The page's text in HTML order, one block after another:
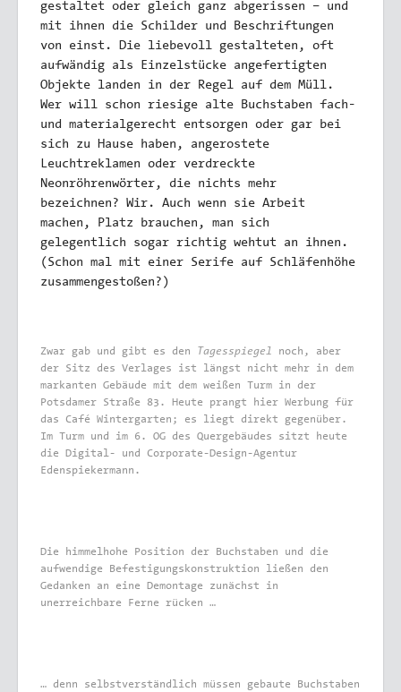
gestaltet oder gleich ganz abgerissen – und
mit ihnen die Schilder und Beschriftungen
von einst. Die liebevoll gestalteten, oft
aufwändig als Einzelstücke angefertigten
Objekte landen in der Regel auf dem Müll.
Wer will schon riesige alte Buchstaben fach-
und materialgerecht entsorgen oder gar bei
sich zu Hause haben, angerostete
Leuchtreklamen oder verdreckte
Neonröhrenwörter, die nichts mehr
bezeichnen? Wir. Auch wenn sie Arbeit
machen, Platz brauchen, man sich
gelegentlich sogar richtig wehtut an ihnen.
(Schon mal mit einer Serife auf Schläfenhöhe
zusammengestoßen?)
Zwar gab und gibt es den Tagesspiegel noch, aber
der Sitz des Verlages ist längst nicht mehr in dem
markanten Gebäude mit dem weißen Turm in der
Potsdamer Straße 83. Heute prangt hier Werbung für
das Café Wintergarten; es liegt direkt gegenüber.
Im Turm und im 6. OG des Quergebäudes sitzt heute
die Digital- und Corporate-Design-Agentur
Edenspiekermann.
Die himmelhohe Position der Buchstaben und die
aufwendige Befestigungskonstruktion ließen den
Gedanken an eine Demontage zunächst in
unerreichbare Ferne rücken …
… denn selbstverständlich müssen gebaute Buchstaben